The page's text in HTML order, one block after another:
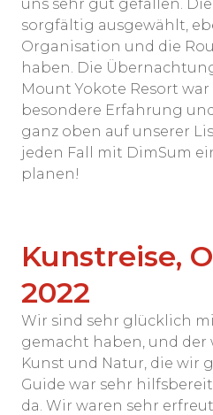
uns sehr gut gefallen.
sorgfältig ausgewählt,
Organisation und die
haben. Die
Mount Yokote Resort
besondere Erfahrung
ganz oben auf unserer
jeden Fall mit DimSum
planen!
Kunstreise,
2022
Wir sind sehr glücklich
gemacht haben, und der
Kunst und Natur, die wir
Guide war sehr
da. Wir waren sehr